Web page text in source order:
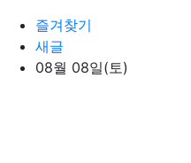
상단 네비
즐겨찾기
새글
08월 08일(토)